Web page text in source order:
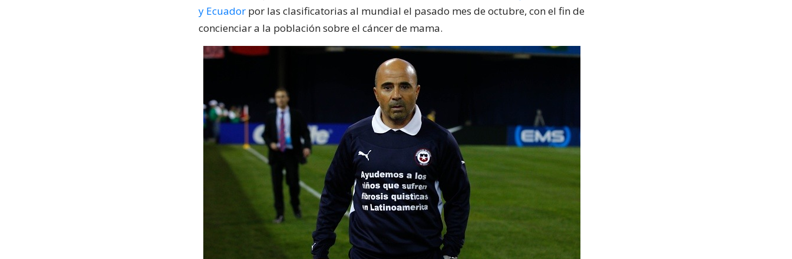
y Ecuador por las clasificatorias al mundial el pasado mes de octubre, con el fin de
concienciar a la población sobre el cáncer de mama.